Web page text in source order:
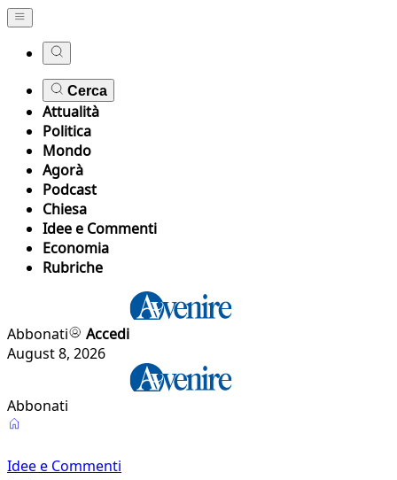
Cerca
Attualità
Politica
Mondo
Agorà
Podcast
Chiesa
Idee e Commenti
Economia
Rubriche
Abbonati
Accedi
August 8, 2026
Abbonati
Idee e Commenti